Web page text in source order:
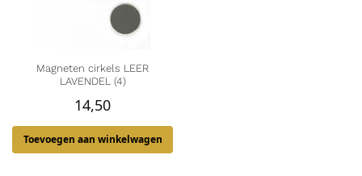
Magneten cirkels LEER
LAVENDEL (4)
14,50
Toevoegen aan winkelwagen